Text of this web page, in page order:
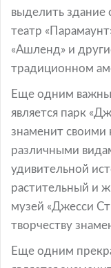
выделить здание
театр
«Ашленд» и
традиционном
Еще одним
является парк
знаменит своими
различными
удивительной
растительный и
музей «Джесси
творчеству
Еще одним